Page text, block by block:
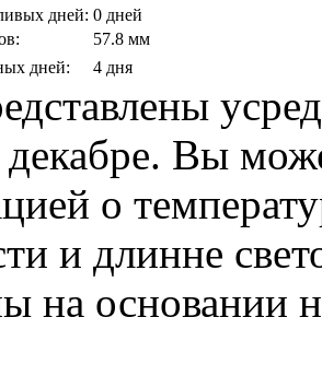
дней: 0 дней
57.8 мм
дней:
4 дня
Вы
о
и длинне
на основании